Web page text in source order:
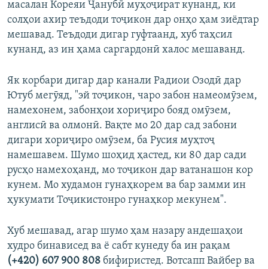
масалан Кореяи Ҷанубӣ муҳоҷират кунанд, ки
солҳои ахир теъдоди тоҷикон дар онҳо ҳам зиёдтар
мешавад. Теъдоди дигар гуфтаанд, хуб таҳсил
кунанд, аз ин ҳама саргардонӣ халос мешаванд.
Як корбари дигар дар канали Радиои Озодӣ дар
Ютуб мегӯяд, "эй тоҷикон, чаро забон намеомӯзем,
намехонем, забонҳои хориҷиро бояд омӯзем,
англисӣ ва олмонӣ. Вақте мо 20 дар сад забони
дигари хориҷиро омӯзем, ба Русия муҳтоҷ
намешавем. Шумо шоҳид ҳастед, ки 80 дар сади
русҳо намехоҳанд, мо тоҷикон дар ватанашон кор
кунем. Мо худамон гунаҳкорем ва бар замми ин
ҳукумати Тоҷикистонро гунаҳкор мекунем".
Хуб мешавад, агар шумо ҳам назару андешаҳои
худро бинависед ва ё сабт кунеду ба ин рақам
(+420) 607 900 808 бифиристед. Вотсапп Вайбер ва